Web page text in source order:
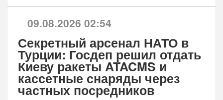
09.08.2026 02:54
Секретный арсенал НАТО в
Турции: Госдеп решил отдать
Киеву ракеты ATACMS и
кассетные снаряды через
частных посредников